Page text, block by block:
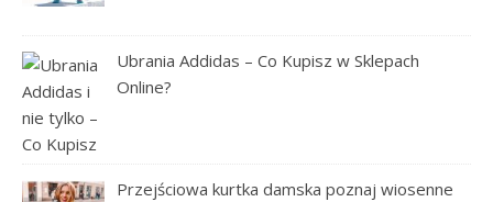
Ubrania Addidas – Co Kupisz w Sklepach
Online?
Przejściowa kurtka damska poznaj wiosenne